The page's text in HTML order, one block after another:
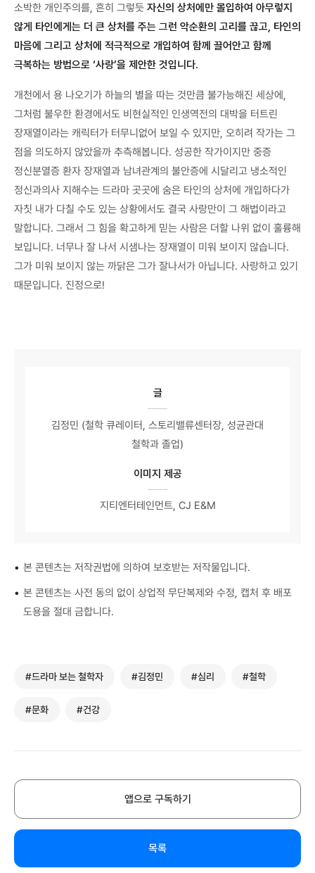
소박한 개인주의를, 흔히 그렇듯 자신의 상처에만 몰입하여 아무렇지
않게 타인에게는 더 큰 상처를 주는 그런 악순환의 고리를 끊고, 타인의
마음에 그리고 상처에 적극적으로 개입하여 함께 끌어안고 함께
극복하는 방법으로 ‘사랑’을 제안한 것입니다.
개천에서 용 나오기가 하늘의 별을 따는 것만큼 불가능해진 세상에,
그처럼 불우한 환경에서도 비현실적인 인생역전의 대박을 터트린
장재열이라는 캐릭터가 터무니없어 보일 수 있지만, 오히려 작가는 그
점을 의도하지 않았을까 추측해봅니다. 성공한 작가이지만 중증
정신분열증 환자 장재열과 남녀관계의 불안증에 시달리고 냉소적인
정신과의사 지해수는 드라마 곳곳에 숨은 타인의 상처에 개입하다가
자칫 내가 다칠 수도 있는 상황에서도 결국 사랑만이 그 해법이라고
말합니다. 그래서 그 힘을 확고하게 믿는 사람은 더할 나위 없이 훌륭해
보입니다. 너무나 잘 나서 시샘나는 장재열이 미워 보이지 않습니다.
그가 미워 보이지 않는 까닭은 그가 잘나서가 아닙니다. 사랑하고 있기
때문입니다. 진정으로!
글
김정민 (철학 큐레이터, 스토리밸류센터장, 성균관대
철학과 졸업)
이미지 제공
지티엔터테인먼트, CJ E&M
• 본 콘텐츠는 저작권법에 의하여 보호받는 저작물입니다.
• 본 콘텐츠는 사전 동의 없이 상업적 무단복제와 수정, 캡처 후 배포
도용을 절대 금합니다.
#드라마 보는 철학자 #김정민 #심리 #철학
#문화 #건강
앱으로 구독하기
목록